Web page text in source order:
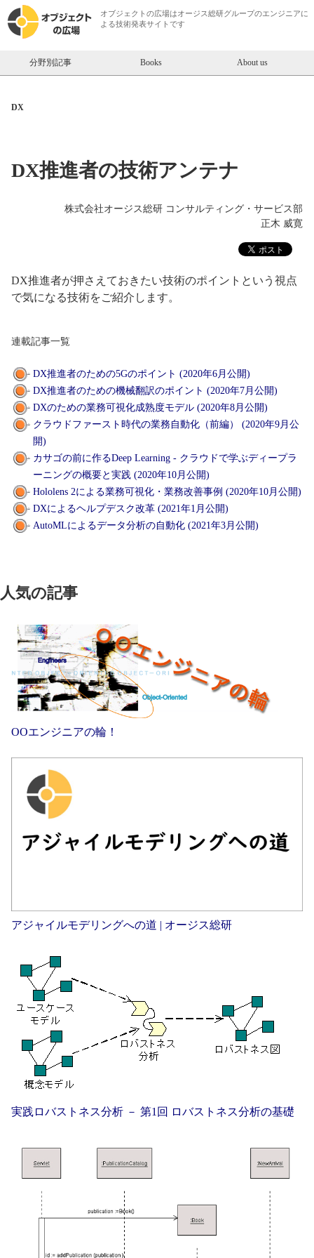
オブジェクトの広場はオージス総研グループのエンジニアに
よる技術発表サイトです
分野別記事 Books About us
DX
DX推進者の技術アンテナ
株式会社オージス総研 コンサルティング・サービス部
正木 威寛
DX推進者が押さえておきたい技術のポイントという視点
で気になる技術をご紹介します。
連載記事一覧
DX推進者のための5Gのポイント (2020年6月公開)
DX推進者のための機械翻訳のポイント (2020年7月公開)
DXのための業務可視化成熟度モデル (2020年8月公開)
クラウドファースト時代の業務自動化（前編） (2020年9月公
開)
カサゴの前に作るDeep Learning - クラウドで学ぶディープラ
ーニングの概要と実践 (2020年10月公開)
Hololens 2による業務可視化・業務改善事例 (2020年10月公開)
DXによるヘルプデスク改革 (2021年1月公開)
AutoMLによるデータ分析の自動化 (2021年3月公開)
人気の記事
OOエンジニアの輪！
アジャイルモデリングへの道 | オージス総研
実践ロバストネス分析 － 第1回 ロバストネス分析の基礎